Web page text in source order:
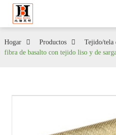
Hogar Productos Tejido/tela
fibra de basalto con tejido liso y de